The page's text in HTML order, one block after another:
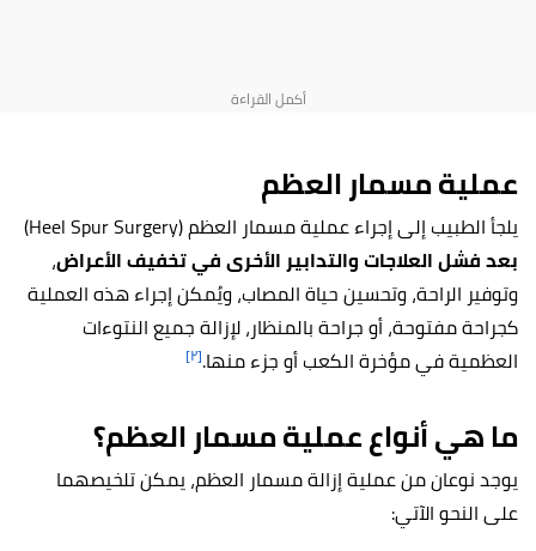
عملية مسمار العظم
يلجأ الطبيب إلى إجراء عملية مسمار العظم (Heel Spur Surgery)
بعد فشل العلاجات والتدابير الأخرى في تخفيف الأعراض،
وتوفير الراحة، وتحسين حياة المصاب، ويُمكن إجراء هذه العملية
كجراحة مفتوحة، أو جراحة بالمنظار، لإزالة جميع النتوءات
العظمية في مؤخرة الكعب أو جزء منها.[٢]
ما هي أنواع عملية مسمار العظم؟
يوجد نوعان من عملية إزالة مسمار العظم، يمكن تلخيصهما
على النحو الآتي: